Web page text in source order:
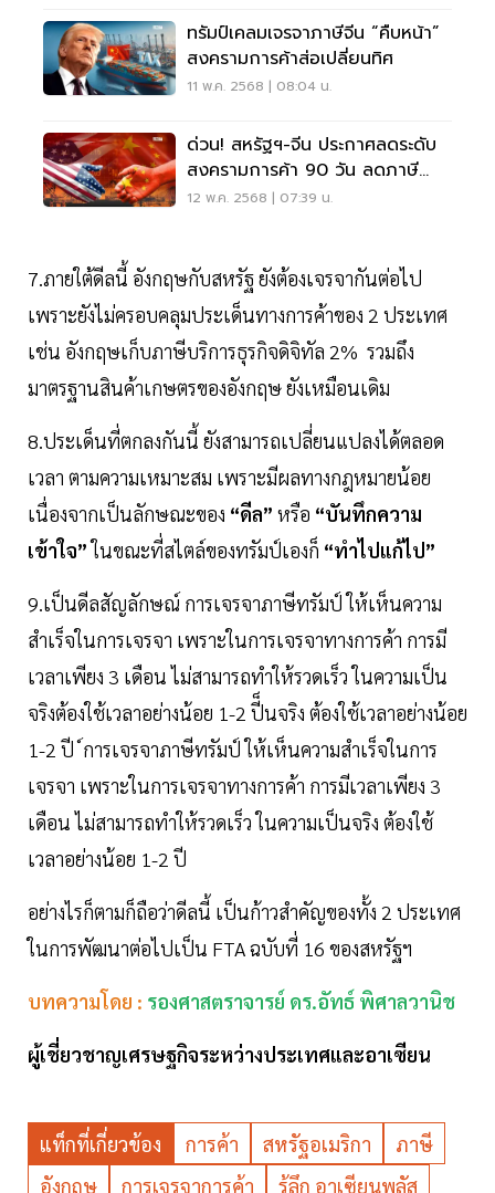
ทรัมป์เคลมเจรจาภาษีจีน “คืบหน้า”
สงครามการค้าส่อเปลี่ยนทิศ
11 พ.ค. 2568 | 08:04 น.
ด่วน! สหรัฐฯ-จีน ประกาศลดระดับ
สงครามการค้า 90 วัน ลดภาษี
ตอบโต้ 115%
12 พ.ค. 2568 | 07:39 น.
7.ภายใต้ดีลนี้ อังกฤษกับสหรัฐ ยังต้องเจรจากันต่อไป
เพราะยังไม่ครอบคลุมประเด็นทางการค้าของ 2 ประเทศ
เช่น อังกฤษเก็บภาษีบริการธุรกิจดิจิทัล 2% รวมถึง
มาตรฐานสินค้าเกษตรของอังกฤษ ยังเหมือนเดิม
8.ประเด็นที่ตกลงกันนี้ ยังสามารถเปลี่ยนแปลงได้ตลอด
เวลา ตามความเหมาะสม เพราะมีผลทางกฎหมายน้อย
เนื่องจากเป็นลักษณะของ “ดีล” หรือ “บันทึกความ
เข้าใจ”ในขณะที่สไตล์ของทรัมป์เองก็ “ทำไปแก้ไป”
9.เป็นดีลสัญลักษณ์ การเจรจาภาษีทรัมป์ ให้เห็นความ
สำเร็จในการเจรจา เพราะในการเจรจาทางการค้า การมี
เวลาเพียง 3 เดือน ไม่สามารถทำให้รวดเร็ว ในความเป็น
จริงต้องใช้เวลาอย่างน้อย 1-2 ปี็นจริง ต้องใช้เวลาอย่างน้อย
1-2 ปี ์การเจรจาภาษีทรัมป์ ให้เห็นความสำเร็จในการ
เจรจา เพราะในการเจรจาทางการค้า การมีเวลาเพียง 3
เดือน ไม่สามารถทำให้รวดเร็ว ในความเป็นจริง ต้องใช้
เวลาอย่างน้อย 1-2 ปี
อย่างไรก็ตามก็ถือว่าดีลนี้ เป็นก้าวสำคัญของทั้ง 2 ประเทศ
ในการพัฒนาต่อไปเป็น FTA ฉบับที่ 16 ของสหรัฐฯ
บทความโดย : รองศาสตราจารย์ ดร.อัทธ์ พิศาลวานิช
ผู้เชี่ยวชาญเศรษฐกิจระหว่างประเทศและอาเซียน
แท็กที่เกี่ยวข้อง การค้า สหรัฐอเมริกา
ภาษี
อังกฤษ
การเจรจาการค้า รู้ลึก อาเซียนพลัส